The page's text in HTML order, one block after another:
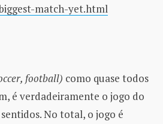
match-yet.html
football) como quase todos
é verdadeiramente o jogo do
No total, o jogo é